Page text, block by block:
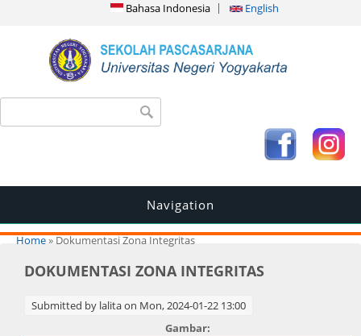
Bahasa Indonesia English
Search form
Navigation
You are here
Home» Dokumentasi Zona Integritas
DOKUMENTASI ZONA INTEGRITAS
Submitted by lalitaon Mon, 2024-01-22 13:00
Gambar: